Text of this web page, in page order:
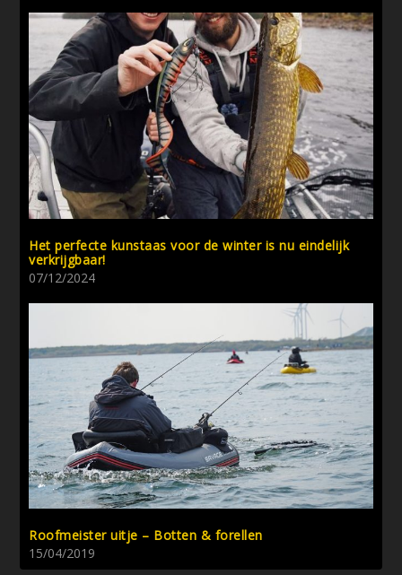
Het perfecte kunstaas voor de winter is nu eindelijk
verkrijgbaar!
07/12/2024
Roofmeister uitje – Botten & forellen
15/04/2019